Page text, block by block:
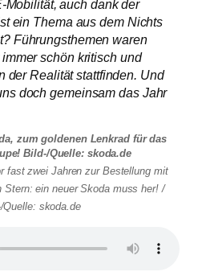
Mobilität, auch dank der
ein Thema aus dem Nichts
Führungsthemen waren
schön kritisch und
der Realität stattfinden. Und
doch gemeinsam das Jahr
fast zwei Jahren zur Bestellung mit
Stern: ein neuer Skoda muss her! /
Quelle: skoda.de